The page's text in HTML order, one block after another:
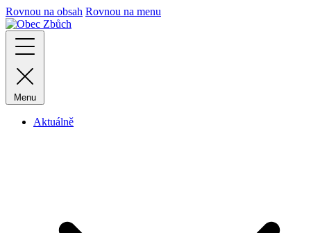
Rovnou na obsah Rovnou na menu
Menu
Aktuálně